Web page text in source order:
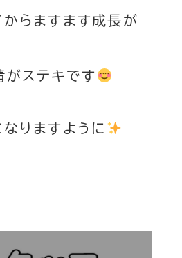
らますます成長が
がステキです
りますように